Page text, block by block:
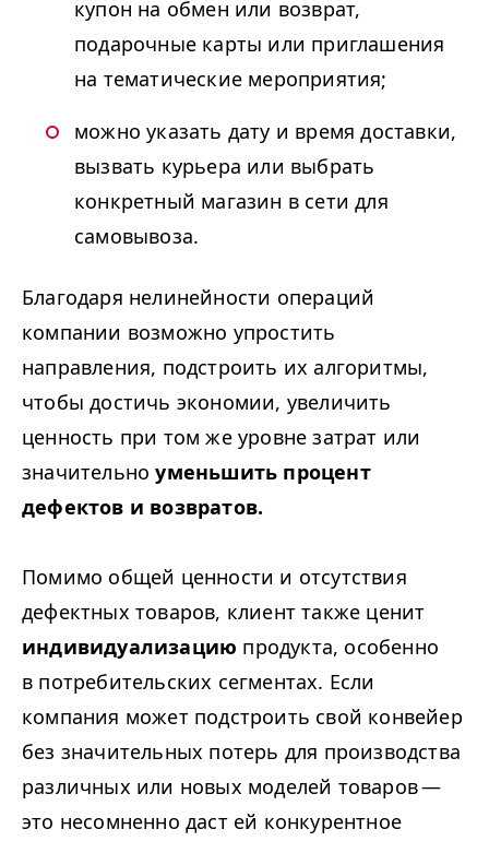
купон на обмен или возврат,
подарочные карты или приглашения
на тематические мероприятия;
можно указать дату и время доставки,
вызвать курьера или выбрать
конкретный магазин в сети для
самовывоза.
Благодаря нелинейности операций
компании возможно упростить
направления, подстроить их алгоритмы,
чтобы достичь экономии, увеличить
ценность при том же уровне затрат или
значительноуменьшить процент
дефектов и возвратов.
Помимо общей ценности и отсутствия
дефектных товаров, клиент также ценит
индивидуализацию продукта, особенно
в потребительских сегментах. Если
компания может подстроить свой конвейер
без значительных потерь для производства
различных или новых моделей товаров —
это несомненно даст ей конкурентное